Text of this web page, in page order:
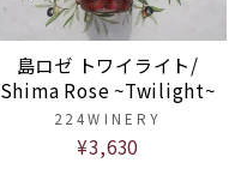
島ロゼ トワイライト/
Shima Rose ~Twilight~
224WINERY
¥3,630